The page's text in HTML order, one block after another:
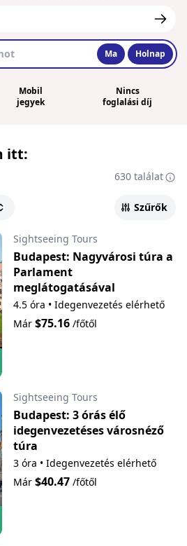
Ma Holnap
Mobil
jegyek
Nincs
foglalási díj
itt:
630 találat
Szűrők
Sightseeing Tours
Budapest: Nagyvárosi túra a
Parlament
meglátogatásával
4.5 óra • Idegenvezetés elérhető
Már $75.16/főtől
Sightseeing Tours
Budapest: 3 órás élő
idegenvezetéses városnéző
túra
3 óra • Idegenvezetés elérhető
Már $40.47/főtől